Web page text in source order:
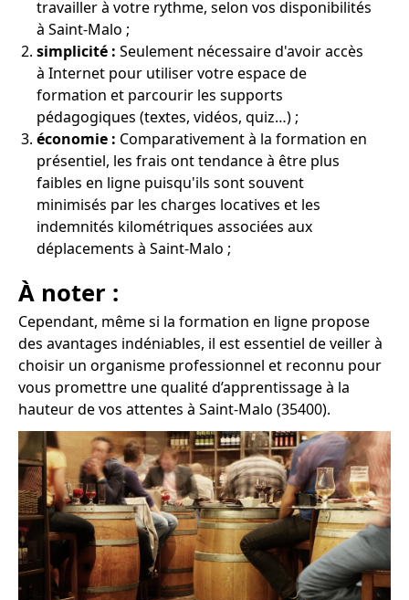
travailler à votre rythme, selon vos disponibilités
à Saint-Malo ;
simplicité : Seulement nécessaire d'avoir accès
à Internet pour utiliser votre espace de
formation et parcourir les supports
pédagogiques (textes, vidéos, quiz…) ;
économie : Comparativement à la formation en
présentiel, les frais ont tendance à être plus
faibles en ligne puisqu'ils sont souvent
minimisés par les charges locatives et les
indemnités kilométriques associées aux
déplacements à Saint-Malo ;
À noter :
Cependant, même si la formation en ligne propose
des avantages indéniables, il est essentiel de veiller à
choisir un organisme professionnel et reconnu pour
vous promettre une qualité d’apprentissage à la
hauteur de vos attentes à Saint-Malo (35400).